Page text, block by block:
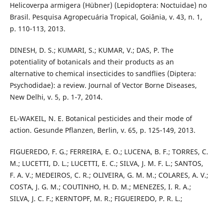
Helicoverpa armigera (Hübner) (Lepidoptera: Noctuidae) no
Brasil. Pesquisa Agropecuária Tropical, Goiânia, v. 43, n. 1,
p. 110-113, 2013.
DINESH, D. S.; KUMARI, S.; KUMAR, V.; DAS, P. The
potentiality of botanicals and their products as an
alternative to chemical insecticides to sandflies (Diptera:
Psychodidae): a review. Journal of Vector Borne Diseases,
New Delhi, v. 5, p. 1-7, 2014.
EL-WAKEIL, N. E. Botanical pesticides and their mode of
action. Gesunde Pflanzen, Berlin, v. 65, p. 125-149, 2013.
FIGUEREDO, F. G.; FERREIRA, E. O.; LUCENA, B. F.; TORRES, C.
M.; LUCETTI, D. L.; LUCETTI, E. C.; SILVA, J. M. F. L.; SANTOS,
F. A. V.; MEDEIROS, C. R.; OLIVEIRA, G. M. M.; COLARES, A. V.;
COSTA, J. G. M.; COUTINHO, H. D. M.; MENEZES, I. R. A.;
SILVA, J. C. F.; KERNTOPF, M. R.; FIGUEIREDO, P. R. L.;